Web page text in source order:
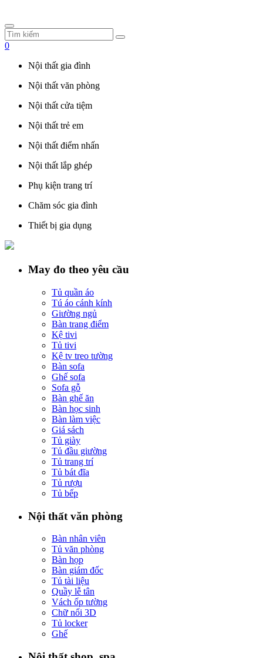
0
Nội thất gia đình
Nội thất văn phòng
Nội thất cửa tiệm
Nội thất trẻ em
Nội thất điểm nhấn
Nội thất lắp ghép
Phụ kiện trang trí
Chăm sóc gia đình
Thiết bị gia dụng
May đo theo yêu cầu
Tủ quần áo
Tú áo cánh kính
Giường ngủ
Bàn trang điểm
Kệ tivi
Tủ tivi
Kệ tv treo tường
Bàn sofa
Ghế sofa
Sofa gỗ
Bàn ghế ăn
Bàn học sinh
Bàn làm việc
Giá sách
Tủ giày
Tủ đầu giường
Tủ trang trí
Tủ bát đĩa
Tủ rượu
Tủ bếp
Nội thất văn phòng
Bàn nhân viên
Tủ văn phòng
Bàn họp
Bàn giám đốc
Tủ tài liệu
Quầy lễ tân
Vách ốp tường
Chữ nổi 3D
Tủ locker
Ghế